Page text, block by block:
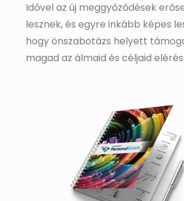
Idővel az új meggyőződések
lesznek, és egyre inkább képes
hogy önszabotázs helyett
magad az álmaid és céljaid